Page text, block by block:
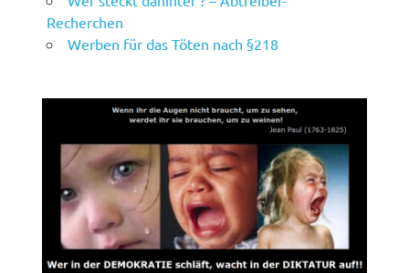
Recherchen
Werben für das Töten nach §218